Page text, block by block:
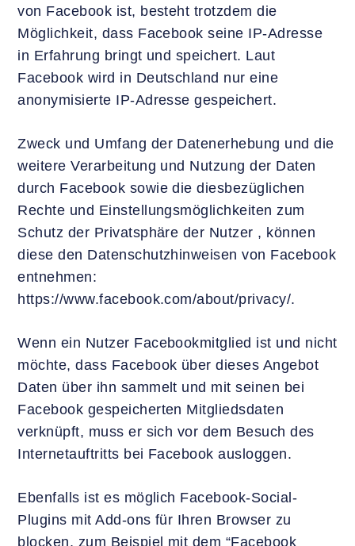
von Facebook ist, besteht trotzdem die
Möglichkeit, dass Facebook seine IP-Adresse
in Erfahrung bringt und speichert. Laut
Facebook wird in Deutschland nur eine
anonymisierte IP-Adresse gespeichert.
Zweck und Umfang der Datenerhebung und die
weitere Verarbeitung und Nutzung der Daten
durch Facebook sowie die diesbezüglichen
Rechte und Einstellungsmöglichkeiten zum
Schutz der Privatsphäre der Nutzer , können
diese den Datenschutzhinweisen von Facebook
entnehmen:
https://www.facebook.com/about/privacy/.
Wenn ein Nutzer Facebookmitglied ist und nicht
möchte, dass Facebook über dieses Angebot
Daten über ihn sammelt und mit seinen bei
Facebook gespeicherten Mitgliedsdaten
verknüpft, muss er sich vor dem Besuch des
Internetauftritts bei Facebook ausloggen.
Ebenfalls ist es möglich Facebook-Social-
Plugins mit Add-ons für Ihren Browser zu
blocken, zum Beispiel mit dem “Facebook